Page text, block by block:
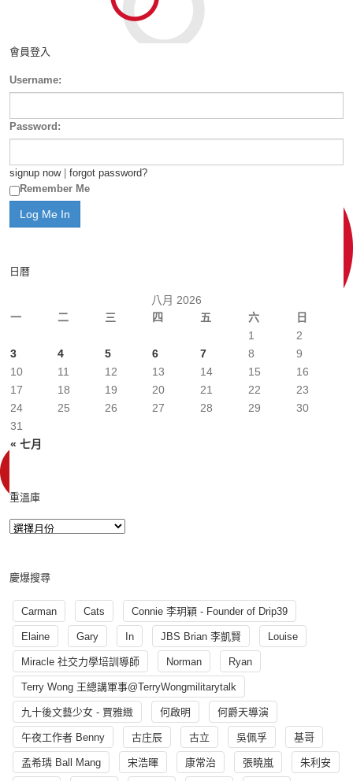
會員登入
Username:
Password:
signup now| forgot password?
Remember Me
日曆
八月 2026
一
二 三 四 五 六 日
« 七月
1
2
3
4 5 6 7 8
9
10
11 12 13 14 15
16
17
18 19 20 21 22
23
24
25 26 27 28 29
30
31
重溫庫
慶爆搜尋
Carman Cats Connie 李玥穎 - Founder of Drip39
Elaine Gary In JBS Brian 李凱賢 Louise
Miracle 社交力學培訓導師 Norman Ryan
Terry Wong 王總講軍事@TerryWongmilitarytalk
九十後文藝少女 - 賈雅緻 何啟明 何爵天導演
午夜工作者 Benny 古庄辰 古立 吳佩孚 基哥
孟希璘 Ball Mang 宋浩暉 康常治 張曉嵐 朱利安